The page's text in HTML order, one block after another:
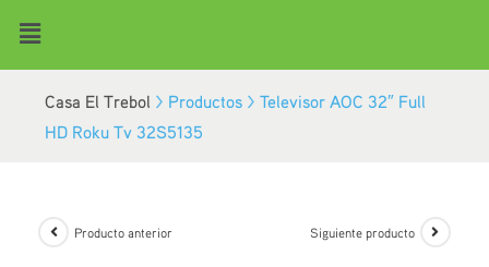
Casa El Trebol > Productos >Televisor AOC 32″ Full
HD Roku Tv 32S5135
Producto anterior Siguiente producto